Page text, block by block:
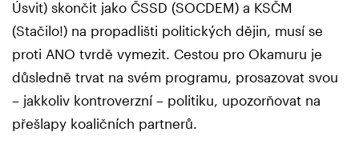
Úsvit) skončit jako ČSSD (SOCDEM) a KSČM
(Stačilo!) na propadlišti politických dějin, musí se
proti ANO tvrdě vymezit. Cestou pro Okamuru je
důsledně trvat na svém programu, prosazovat svou
– jakkoliv kontroverzní – politiku, upozorňovat na
přešlapy koaličních partnerů.